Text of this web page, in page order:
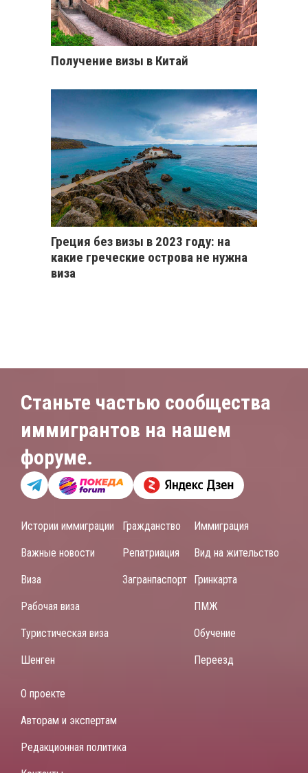
Получение визы в Китай
Греция без визы в 2023 году: на
какие греческие острова не нужна
виза
Станьте частью сообщества
иммигрантов на нашем
форуме.
Истории иммиграции
Важные новости
Виза
Рабочая виза
Туристическая виза
Шенген
Гражданство
Репатриация
Загранпаспорт
Иммиграция
Вид на жительство
Гринкарта
ПМЖ
Обучение
Переезд
О проекте
Авторам и экспертам
Редакционная политика